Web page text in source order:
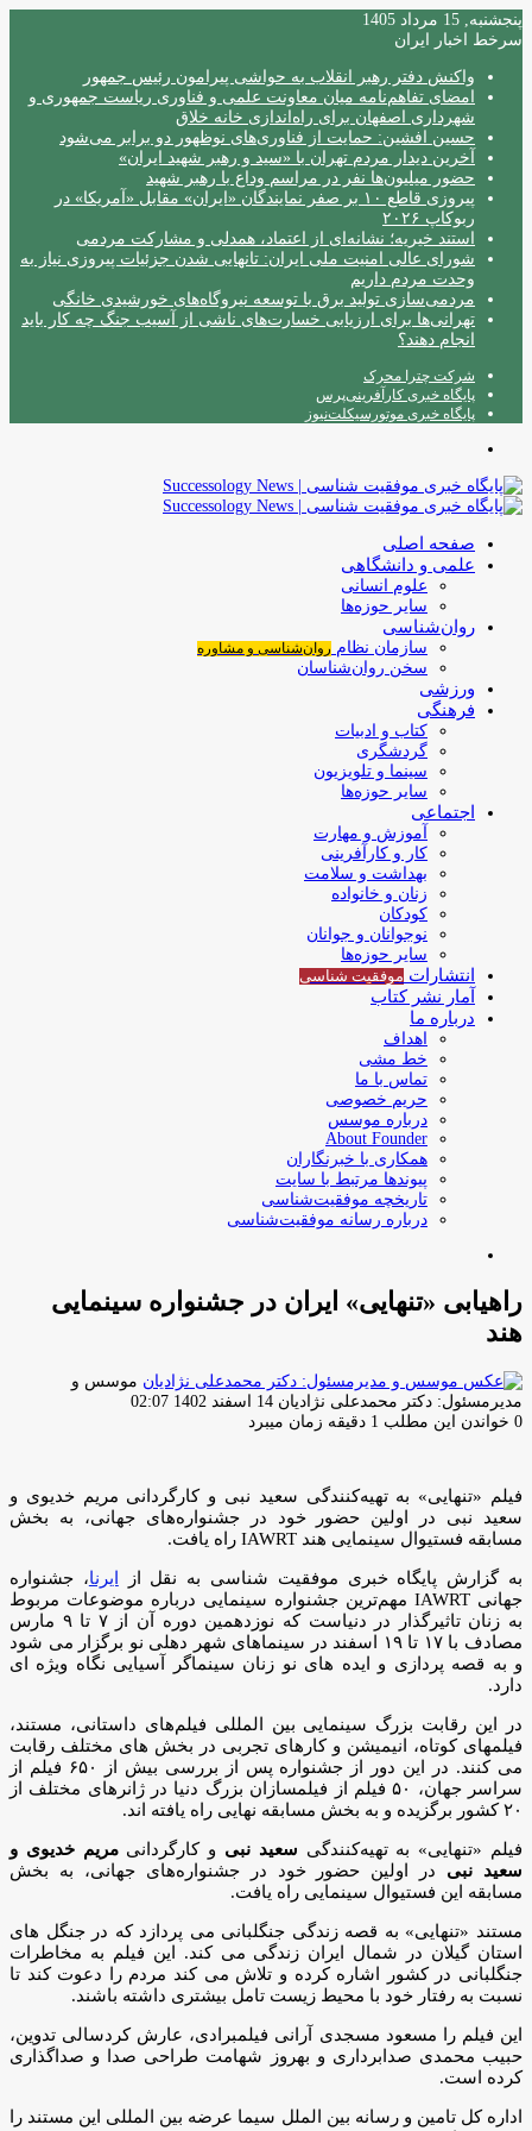
پنجشنبه, 15 مرداد 1405
سرخط اخبار ایران
واکنش دفتر رهبر انقلاب به حواشی پیرامون رئیس جمهور
امضای تفاهم‌نامه میان معاونت علمی و فناوری ریاست جمهوری و
شهرداری اصفهان برای راه‌اندازی خانه خلاق
حسین افشین: حمایت از فناوری‌های نوظهور دو برابر می‌شود
آخرین دیدار مردم تهران با «سید و رهبر شهید ایران»
حضور میلیون‌ها نفر در مراسم وداع با رهبر شهید
پیروزی قاطع ۱۰ بر صفر نمایندگان «ایران» مقابل «آمریکا» در
ربوکاپ ۲۰۲۶
استند خیریه؛ نشانه‌ای از اعتماد، همدلی و مشارکت مردمی
شورای عالی امنیت ملی ایران: تانهایی شدن جزئیات پیروزی نیاز به
وحدت مردم داریم
مردمی‌سازی تولید برق با توسعه نیروگاه‌های خورشیدی خانگی
تهرانی‌ها برای ارزیابی خسارت‌های ناشی از آسیب جنگ چه کار باید
انجام دهند؟
شرکت چترا محرک
پایگاه خبری کارآفرینی‌پرس
پایگاه خبری موتورسیکلت‌نیوز
صفحه اصلی
علمی و دانشگاهی
علوم انسانی
سایر حوزه‌ها
روان‌شناسی
سازمان نظام روان‌شناسی و مشاوره
سخن روان‌شناسان
ورزشی
فرهنگی
کتاب و ادبیات
گردشگری
سینما و تلویزیون
سایر حوزه‌ها
اجتماعی
آموزش و مهارت
کار و کارآفرینی
بهداشت و سلامت
زنان و خانواده
کودکان
نوجوانان و جوانان
سایر حوزه‌ها
انتشارات موفقیت‌ شناسی
آمار نشر کتاب
درباره ما
اهداف
خط مشی
تماس با ما
حریم خصوصی
درباره موسس
About Founder
همکاری با خبرنگاران
پیوندها مرتبط با سایت
تاریخچه موفقیت‌شناسی
درباره رسانه موفقیت‌شناسی
راهیابی «تنهایی» ایران در جشنواره سینمایی
هند
موسس و
مدیرمسئول: دکتر محمدعلی نژادیان ارسال
ایمیل
14 اسفند 1402 02:07
0 خواندن این مطلب 1 دقیقه زمان میبرد
فیلم «تنهایی» به تهیه‌کنندگی سعید نبی و کارگردانی مریم خدیوی و
سعید نبی در اولین حضور خود در جشنواره‌های جهانی، به بخش
مسابقه فستیوال سینمایی هند IAWRT راه یافت.
به گزارش پایگاه خبری موفقیت شناسی به نقل از ایرنا، جشنواره
جهانی IAWRT مهم‌ترین جشنواره‌ سینمایی درباره موضوعات مربوط
به زنان تاثیرگذار در دنیاست که نوزدهمین دوره آن از ۷ تا ۹ مارس
مصادف با ۱۷ تا ۱۹ اسفند در سینماهای شهر دهلی نو برگزار می شود
و به قصه پردازی و ایده های نو زنان سینماگر آسیایی نگاه ویژه ای
دارد.
در این رقابت بزرگ سینمایی بین المللی فیلم‌های داستانی، مستند،
فیلمهای کوتاه، انیمیشن و کارهای تجربی در بخش های مختلف رقابت
می کنند. در این دور از جشنواره پس از بررسی بیش از ۶۵۰ فیلم از
سراسر جهان، ۵۰ فیلم از فیلمسازان بزرگ دنیا در ژانرهای مختلف از
۲۰ کشور برگزیده و به بخش مسابقه نهایی راه یافته اند.
فیلم «تنهایی» به تهیه‌کنندگی سعید نبی و کارگردانیمریم خدیوی و
سعید نبی در اولین حضور خود در جشنواره‌های جهانی، به بخش
مسابقه این فستیوال سینمایی راه یافت.
مستند «تنهایی» به قصه زندگی جنگلبانی می پردازد که در جنگل های
استان گیلان در شمال ایران زندگی می کند. این فیلم به مخاطرات
جنگلبانی در کشور اشاره کرده و تلاش می کند مردم را دعوت کند تا
نسبت به رفتار خود با محیط زیست تامل بیشتری داشته باشند.
این فیلم را مسعود مسجدی آرانی فیلمبرادی، عارش کردسالی تدوین،
حبیب محمدی صدابرداری و بهروز شهامت طراحی صدا و صداگذاری
کرده است.
اداره کل تامین و رسانه بین الملل سیما عرضه بین المللی این مستند را